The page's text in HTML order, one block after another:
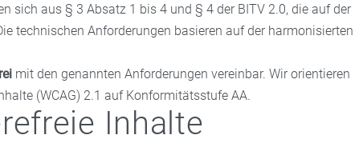
sich aus § 3 Absatz 1 bis 4 und § 4 der BITV 2.0, die auf der
technischen Anforderungen basieren auf der harmonisierten
mit den genannten Anforderungen vereinbar. Wir orientieren
(WCAG) 2.1 auf Konformitätsstufe AA.
Inhalte